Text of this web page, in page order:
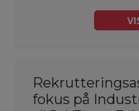
fokus på